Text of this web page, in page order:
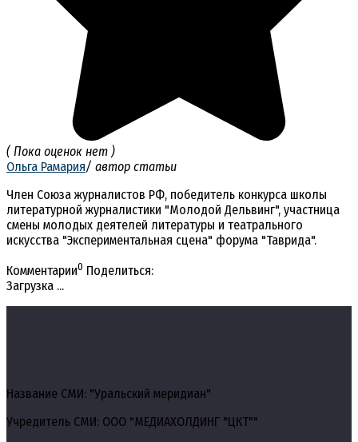
( Пока оценок нет )
Ольга Рамария/ автор статьи
Член Союза журналистов РФ, победитель конкурса школы
литературной журналистики "Молодой Дельвинг", участница
смены молодых деятелей литературы и театрального
искусства "Экспериментальная сцена" форума "Таврида".
Комментарии0 Поделиться:
Загрузка ...
Название СМИ: "Уральский меридиан"
Учредитель СМИ: ООО "МЕДИАХОЛДИНГ "ЦКТ""